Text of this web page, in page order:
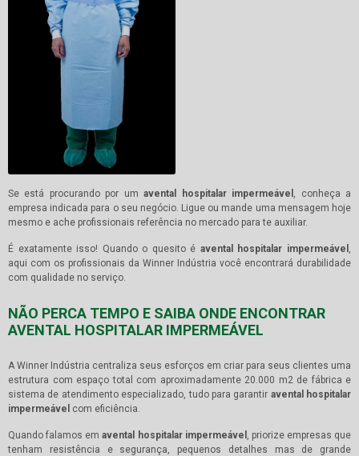
Se está procurando por umavental hospitalar impermeável
, conheça a
empresa indicada para o seu negócio. Ligue ou mande uma mensagem hoje
mesmo e ache profissionais referência no mercado para te auxiliar.
É exatamente isso! Quando o quesito é avental hospitalar impermeável
aqui com os profissionais da Winner Indústria você encontrará durabilidade
com qualidade no serviço.
NÃO PERCA TEMPO E SAIBA ONDE ENCONTRAR
AVENTAL HOSPITALAR IMPERMEÁVEL
A Winner Indústria centraliza seus esforços em criar para seus clientes uma
estrutura com espaço total com aproximadamente 20.000 m2 de fábrica e
sistema de atendimento especializado, tudo para garantir avental hospitalar
impermeável com eficiência.
Quando falamos emavental hospitalar impermeável
, priorize empresas que
tenham resistência e segurança, pequenos detalhes mas de grande